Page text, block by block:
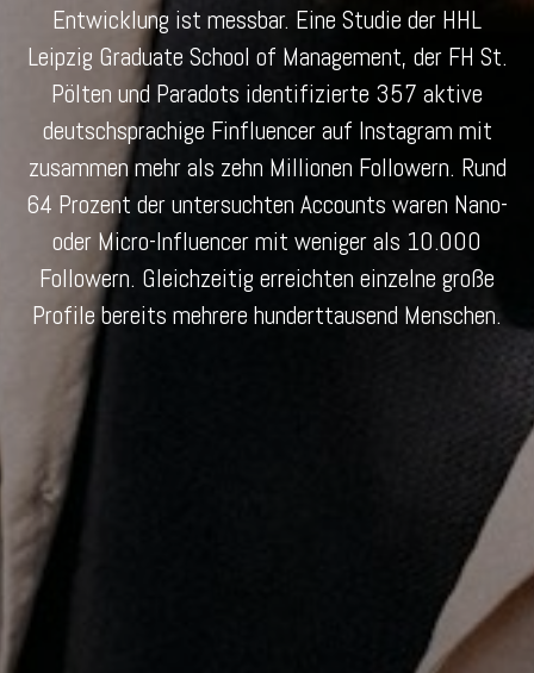
Entwicklung ist messbar. Eine Studie der HHL
Leipzig Graduate School of Management, der FH St.
Pölten und Paradots identifizierte 357 aktive
deutschsprachige Finfluencer auf Instagram mit
zusammen mehr als zehn Millionen Followern. Rund
64 Prozent der untersuchten Accounts waren Nano-
oder Micro-Influencer mit weniger als 10.000
Followern. Gleichzeitig erreichten einzelne große
Profile bereits mehrere hunderttausend Menschen.